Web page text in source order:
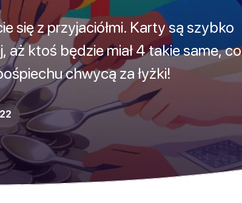
się z przyjaciółmi. Karty są szybko
ktoś będzie miał 4 takie same, co
chwycą za łyżki!